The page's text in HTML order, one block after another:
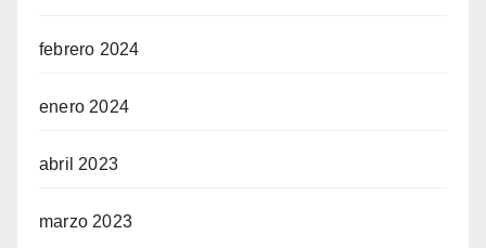
febrero 2024
enero 2024
abril 2023
marzo 2023